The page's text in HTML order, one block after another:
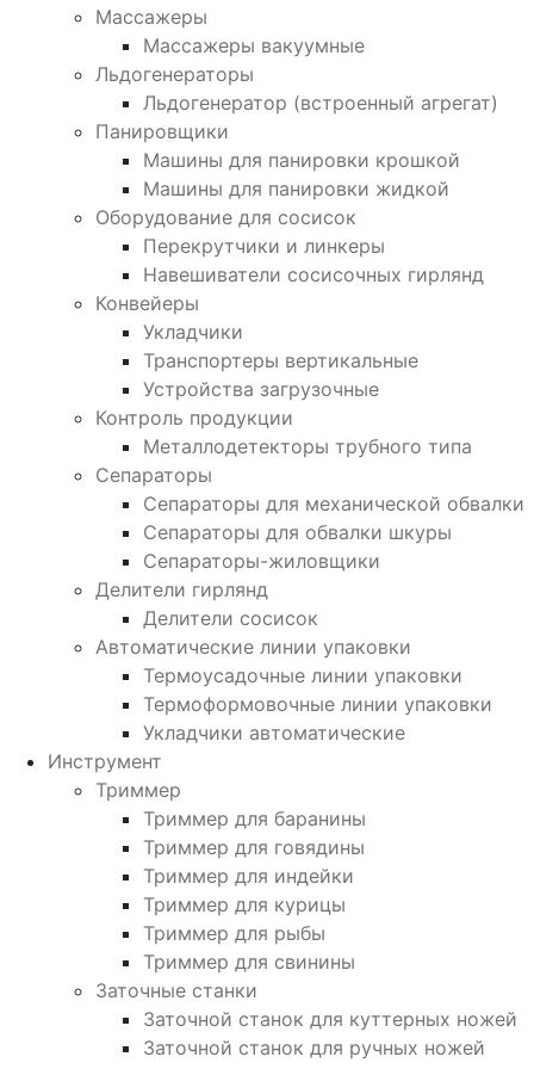
Массажеры
Массажеры вакуумные
Льдогенераторы
Льдогенератор (встроенный агрегат)
Панировщики
Машины для панировки крошкой
Машины для панировки жидкой
Оборудование для сосисок
Перекрутчики и линкеры
Навешиватели сосисочных гирлянд
Конвейеры
Укладчики
Транспортеры вертикальные
Устройства загрузочные
Контроль продукции
Металлодетекторы трубного типа
Сепараторы
Сепараторы для механической обвалки
Сепараторы для обвалки шкуры
Сепараторы-жиловщики
Делители гирлянд
Делители сосисок
Автоматические линии упаковки
Термоусадочные линии упаковки
Термоформовочные линии упаковки
Укладчики автоматические
Инструмент
Триммер
Триммер для баранины
Триммер для говядины
Триммер для индейки
Триммер для курицы
Триммер для рыбы
Триммер для свинины
Заточные станки
Заточной станок для куттерных ножей
Заточной станок для ручных ножей